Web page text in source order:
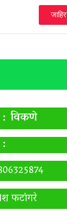
विकणे
फटांगरे